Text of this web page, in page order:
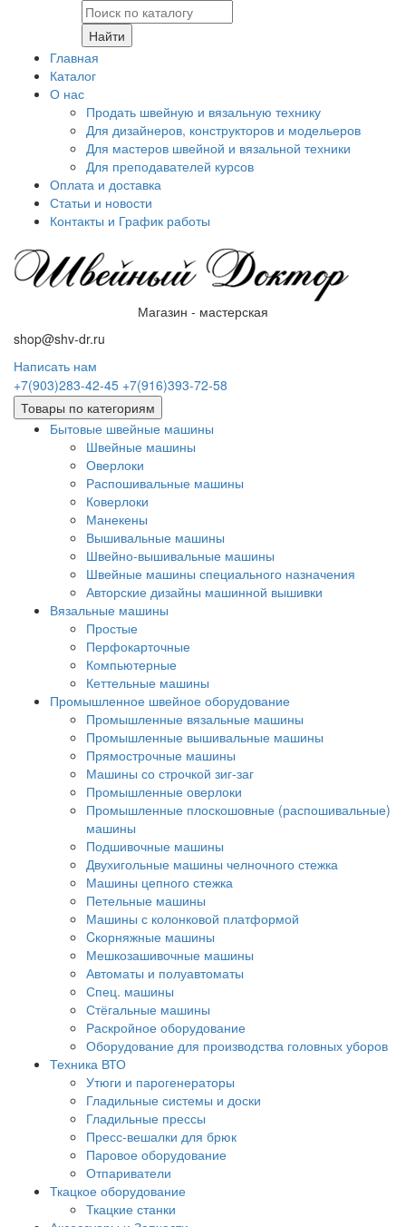
Найти
Главная
Каталог
О нас
Продать швейную и вязальную технику
Для дизайнеров, конструкторов и модельеров
Для мастеров швейной и вязальной техники
Для преподавателей курсов
Оплата и доставка
Статьи и новости
Контакты и График работы
Магазин - мастерская
shop@shv-dr.ru
Написать нам
+7(903)283-42-45 +7(916)393-72-58
Товары по категориям
Бытовые швейные машины
Швейные машины
Оверлоки
Распошивальные машины
Коверлоки
Манекены
Вышивальные машины
Швейно-вышивальные машины
Швейные машины специального назначения
Авторские дизайны машинной вышивки
Вязальные машины
Простые
Перфокарточные
Компьютерные
Кеттельные машины
Промышленное швейное оборудование
Промышленные вязальные машины
Промышленные вышивальные машины
Прямострочные машины
Машины со строчкой зиг-заг
Промышленные оверлоки
Промышленные плоскошовные (распошивальные)
машины
Подшивочные машины
Двухигольные машины челночного стежка
Машины цепного стежка
Петельные машины
Машины с колонковой платформой
Cкорняжные машины
Мешкозашивочные машины
Автоматы и полуавтоматы
Спец. машины
Стёгальные машины
Раскройное оборудование
Оборудование для производства головных уборов
Техника ВТО
Утюги и парогенераторы
Гладильные системы и доски
Гладильные прессы
Пресс-вешалки для брюк
Паровое оборудование
Отпариватели
Ткацкое оборудование
Ткацкие станки